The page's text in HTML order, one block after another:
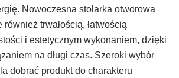
Nowoczesna stolarka otworowa
trwałością, łatwością
i estetycznym wykonaniem, dzięki
na długi czas. Szeroki wybór
dobrać produkt do charakteru